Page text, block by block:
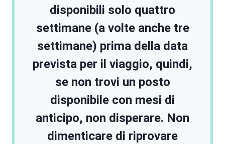
disponibili solo quattro
settimane (a volte anche tre
settimane) prima della data
prevista per il viaggio, quindi,
se non trovi un posto
disponibile con mesi di
anticipo, non disperare. Non
dimenticare di riprovare